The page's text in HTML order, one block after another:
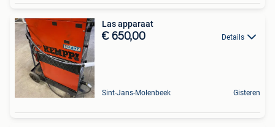
Las apparaat
€ 650,00 Details
Sint-Jans-Molenbeek Gisteren